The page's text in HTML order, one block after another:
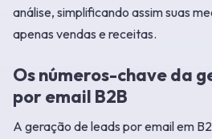
análise, simplificando assim suas
apenas vendas e receitas.
Os números-chave da
por email B2B
A geração de leads por email em